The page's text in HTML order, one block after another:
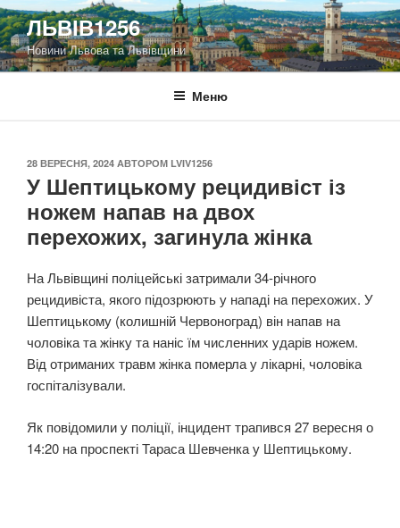
Перейти
до
вмісту
ЛЬВІВ1256
Новини Львова та Львівщини
Меню
ОПУБЛІКОВАНО
28 ВЕРЕСНЯ, 2024 АВТОРОМ LVIV1256
У Шептицькому рецидивіст із
ножем напав на двох
перехожих, загинула жінка
На Львівщині поліцейські затримали 34-річного
рецидивіста, якого підозрюють у нападі на перехожих. У
Шептицькому (колишній Червоноград) він напав на
чоловіка та жінку та наніс їм численних ударів ножем.
Від отриманих травм жінка померла у лікарні, чоловіка
госпіталізували.
Як повідомили у поліції, інцидент трапився 27 вересня о
14:20 на проспекті Тараса Шевченка у Шептицькому.